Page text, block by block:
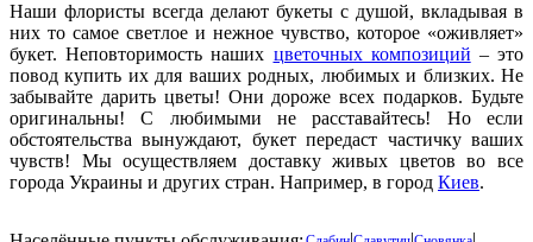
Наши флористы всегда делают букеты с душой, вкладывая в
них то самое светлое и нежное чувство, которое «оживляет»
букет. Неповторимость наших цветочных композиций – это
повод купить их для ваших родных, любимых и близких. Не
забывайте дарить цветы! Они дороже всех подарков. Будьте
оригинальны! С любимыми не расставайтесь! Но если
обстоятельства вынуждают, букет передаст частичку ваших
чувств! Мы осуществляем доставку живых цветов во все
города Украины и других стран. Например, в город Киев.